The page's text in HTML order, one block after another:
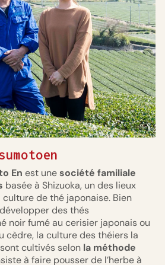
En est unesociété familiale
basée à Shizuoka, un des lieux
de thé japonaise. Bien
des thés
noir fumé au cerisier japonais ou
cèdre, la culture des théiers la
cultivés selon la méthode
à faire pousser de l’herbe à